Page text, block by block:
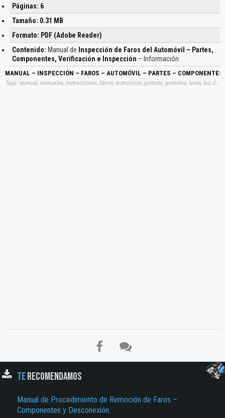
Páginas: 6
Tamaño: 0.31 MB
Formato: PDF (Adobe Reader)
Contenido: Manual de Inspección de Faros del Automóvil – Partes,
Componentes, Verificación e Inspección – Información
MANUAL – INSPECCIÓN – FAROS – AUTOMÓVIL – PARTES –
Tags: manual, manuales, instrucciones, libros, instrucción, gratuito, gratuitos, luces, luz, iluminaciones, verificaciones, inspecciones, aprender, descargas
TERECOMENDAMOS
Manual de Procedimiento de Remoción de Faros –
Componentes y Desconexión